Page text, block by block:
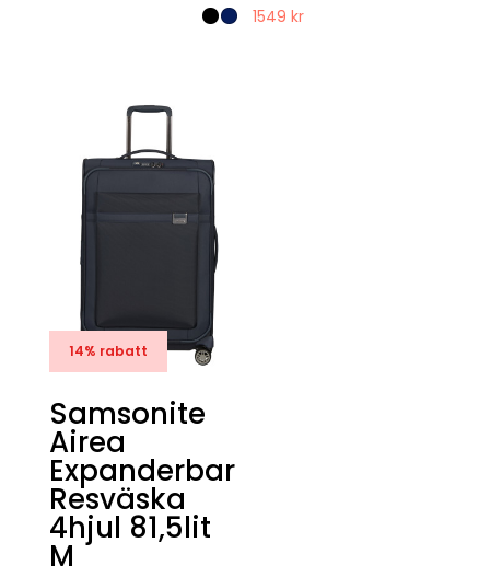
1549kr
14% rabatt
Samsonite
Airea
Expanderbar
Resväska
4hjul 81,5lit
M